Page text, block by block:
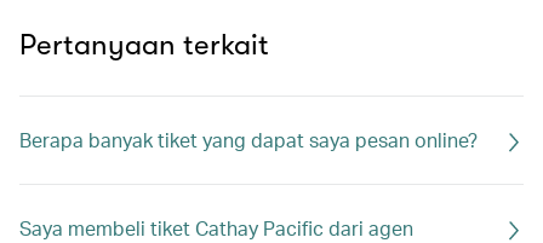
Pertanyaan terkait
Berapa banyak tiket yang dapat saya pesan online?
Saya membeli tiket Cathay Pacific dari agen